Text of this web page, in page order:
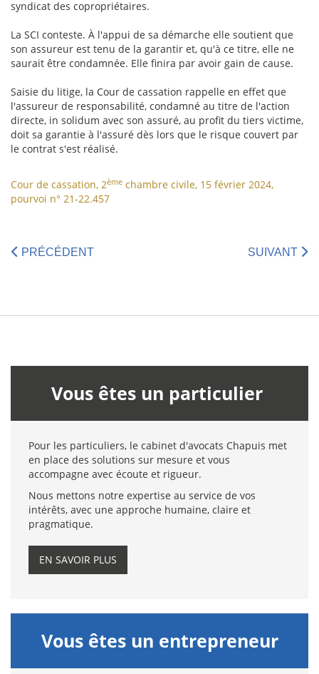
syndicat des copropriétaires.
La SCI conteste. À l'appui de sa démarche elle soutient que
son assureur est tenu de la garantir et, qu'à ce titre, elle ne
saurait être condamnée. Elle finira par avoir gain de cause.
Saisie du litige, la Cour de cassation rappelle en effet que
l'assureur de responsabilité, condamné au titre de l'action
directe, in solidum avec son assuré, au profit du tiers victime,
doit sa garantie à l'assuré dès lors que le risque couvert par
le contrat s'est réalisé.
Cour de cassation, 2ème chambre civile, 15 février 2024,
pourvoi n° 21-22.457
PRÉCÉDENT SUIVANT
Vous êtes un particulier
Pour les particuliers, le cabinet d'avocats Chapuis met
en place des solutions sur mesure et vous
accompagne avec écoute et rigueur.
Nous mettons notre expertise au service de vos
intérêts, avec une approche humaine, claire et
pragmatique.
EN SAVOIR PLUS
Vous êtes un entrepreneur